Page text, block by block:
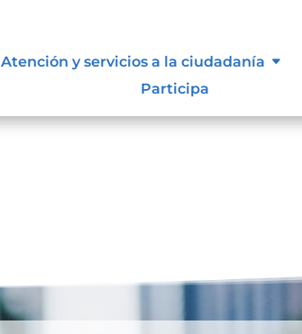
Atención y servicios a la ciudadanía
Participa